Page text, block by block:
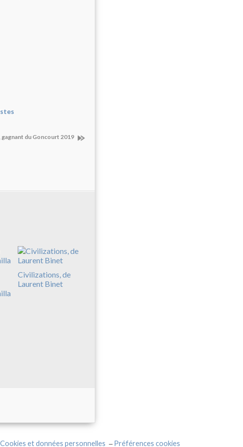
gagnant du Goncourt 2019
Civilizations, de
Laurent Binet
Cookies et données personnelles Préférences cookies